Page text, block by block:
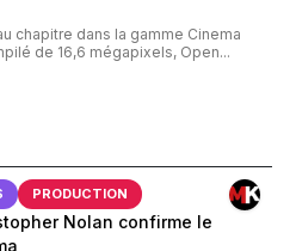
chapitre dans la gamme Cinema
de 16,6 mégapixels, Open...
PRODUCTION
Nolan confirme le